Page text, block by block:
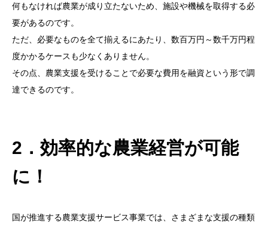
何もなければ農業が成り立たないため、施設や機械を取得する必
要があるのです。
ただ、必要なものを全て揃えるにあたり、数百万円～数千万円程
度かかるケースも少なくありません。
その点、農業支援を受けることで必要な費用を融資という形で調
達できるのです。
2．効率的な農業経営が可能
に！
国が推進する農業支援サービス事業では、さまざまな支援の種類